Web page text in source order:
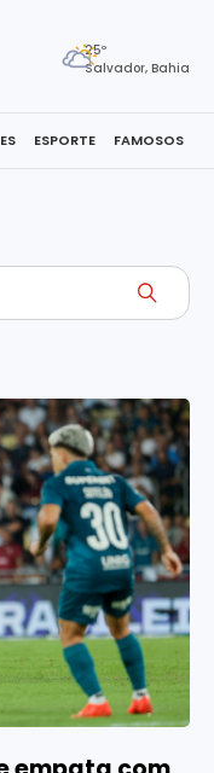
25º
Salvador, Bahia
ESPORTE FAMOSOS